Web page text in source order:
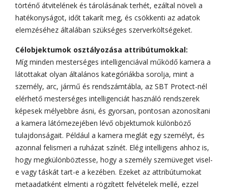
történő átvitelének és tárolásának terhét, ezáltal növeli a
hatékonyságot, időt takarít meg, és csökkenti az adatok
elemzéséhez általában szükséges szerverköltségeket.
Célobjektumok osztályozása attribútumokkal:
Míg minden mesterséges intelligenciával működő kamera a
látottakat olyan általános kategóriákba sorolja, mint a
személy, arc, jármű és rendszámtábla, az SBT Protect-nél
elérhető mesterséges intelligenciát használó rendszerek
képesek mélyebbre ásni, és gyorsan, pontosan azonosítani
a kamera látómezejében lévő objektumok különböző
tulajdonságait. Például a kamera meglát egy személyt, és
azonnal felismeri a ruházat színét. Elég intelligens ahhoz is,
hogy megkülönböztesse, hogy a személy szemüveget visel-
e vagy táskát tart-e a kezében. Ezeket az attribútumokat
metaadatként elmenti a rögzített felvételek mellé, ezzel